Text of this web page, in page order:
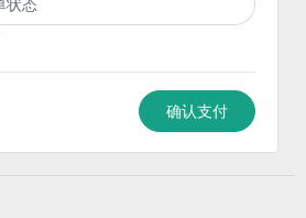
确认支付